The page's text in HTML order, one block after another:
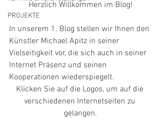
PROJEKTE
Herzlich Willkommen im Blog!
In unserem 1. Blog stellen wir Ihnen den
Künstler Michael Apitz in seiner
Vielseitigkeit vor, die sich auch in seiner
Internet Präsenz und seinen
Kooperationen wiederspiegelt.
Klicken Sie auf die Logos, um auf die
verschiedenen Internetseiten zu
gelangen.